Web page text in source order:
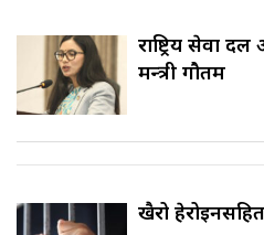
राष्ट्रिय सेवा
मन्त्री गौतम
खैरो